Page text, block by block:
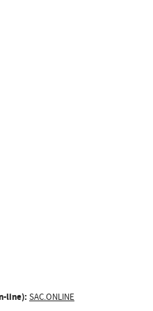
line): SAC.ONLINE